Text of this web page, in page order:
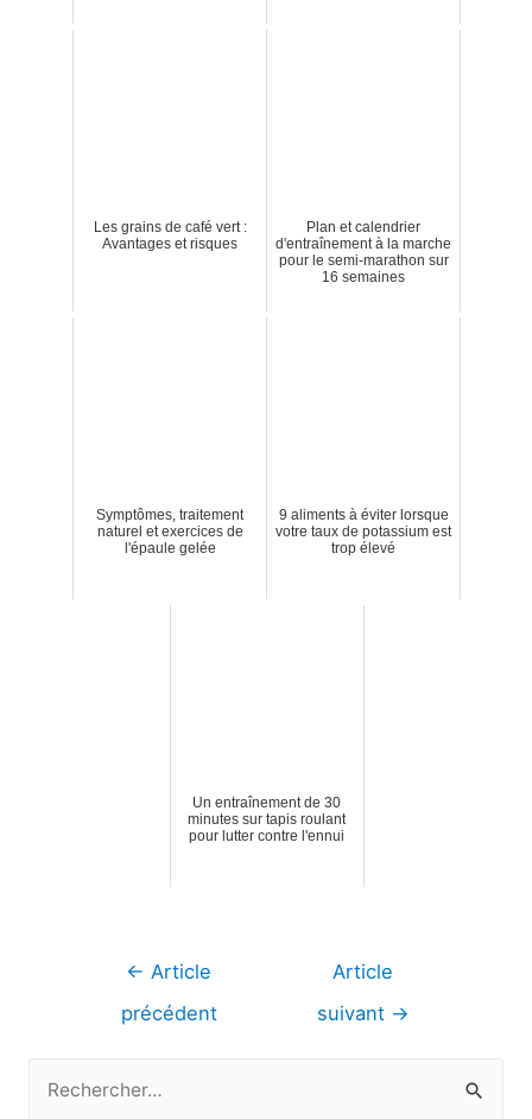
Les grains de café vert :
Avantages et risques
Plan et calendrier
d'entraînement à la marche
pour le semi-marathon sur
16 semaines
Symptômes, traitement
naturel et exercices de
l'épaule gelée
9 aliments à éviter lorsque
votre taux de potassium est
trop élevé
Un entraînement de 30
minutes sur tapis roulant
pour lutter contre l'ennui
Navigation
← Article
précédent
Article
suivant →